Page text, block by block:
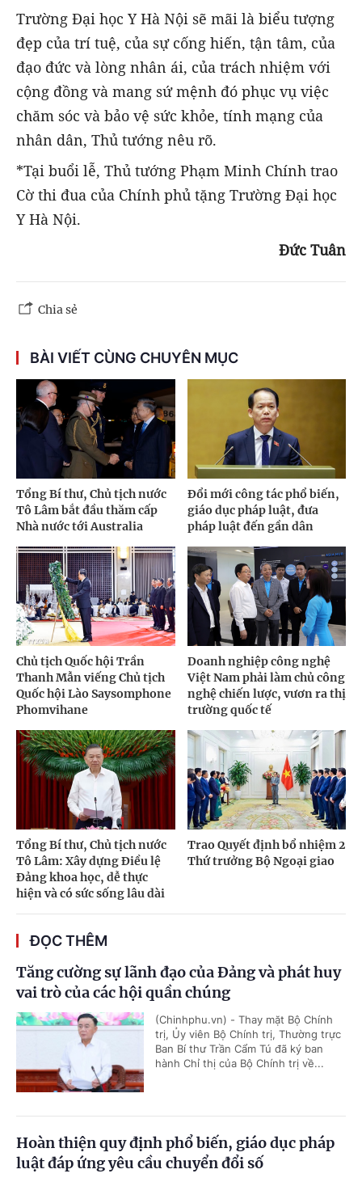
Trường Đại học Y Hà Nội sẽ mãi là biểu tượng
đẹp của trí tuệ, của sự cống hiến, tận tâm, của
đạo đức và lòng nhân ái, của trách nhiệm với
cộng đồng và mang sứ mệnh đó phục vụ việc
chăm sóc và bảo vệ sức khỏe, tính mạng của
nhân dân, Thủ tướng nêu rõ.
*Tại buổi lễ, Thủ tướng Phạm Minh Chính trao
Cờ thi đua của Chính phủ tặng Trường Đại học
Y Hà Nội.
Đức Tuân
Chia sẻ
BÀI VIẾT CÙNG CHUYÊN MỤC
Tổng Bí thư, Chủ tịch nước
Tô Lâm bắt đầu thăm cấp
Nhà nước tới Australia
Đổi mới công tác phổ biến,
giáo dục pháp luật, đưa
pháp luật đến gần dân
Chủ tịch Quốc hội Trần
Thanh Mẫn viếng Chủ tịch
Quốc hội Lào Saysomphone
Phomvihane
Doanh nghiệp công nghệ
Việt Nam phải làm chủ công
nghệ chiến lược, vươn ra thị
trường quốc tế
Tổng Bí thư, Chủ tịch nước
Tô Lâm: Xây dựng Điều lệ
Đảng khoa học, dễ thực
hiện và có sức sống lâu dài
Trao Quyết định bổ nhiệm 2
Thứ trưởng Bộ Ngoại giao
ĐỌC THÊM
Tăng cường sự lãnh đạo của Đảng và phát huy
vai trò của các hội quần chúng
(Chinhphu.vn) - Thay mặt Bộ Chính
trị, Ủy viên Bộ Chính trị, Thường trực
Ban Bí thư Trần Cẩm Tú đã ký ban
hành Chỉ thị của Bộ Chính trị về...
Hoàn thiện quy định phổ biến, giáo dục pháp
luật đáp ứng yêu cầu chuyển đổi số